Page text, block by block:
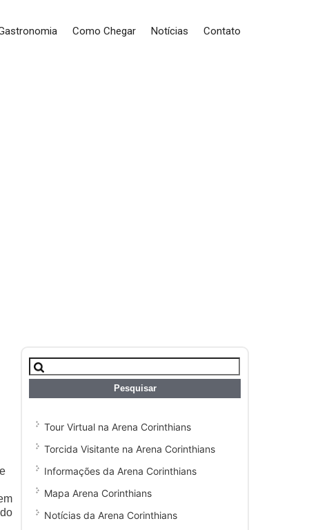
Como Chegar Notícias Contato
Pesquisar
por:
Tour Virtual na Arena Corinthians
Torcida Visitante na Arena Corinthians
Informações da Arena Corinthians
Mapa Arena Corinthians
Notícias da Arena Corinthians